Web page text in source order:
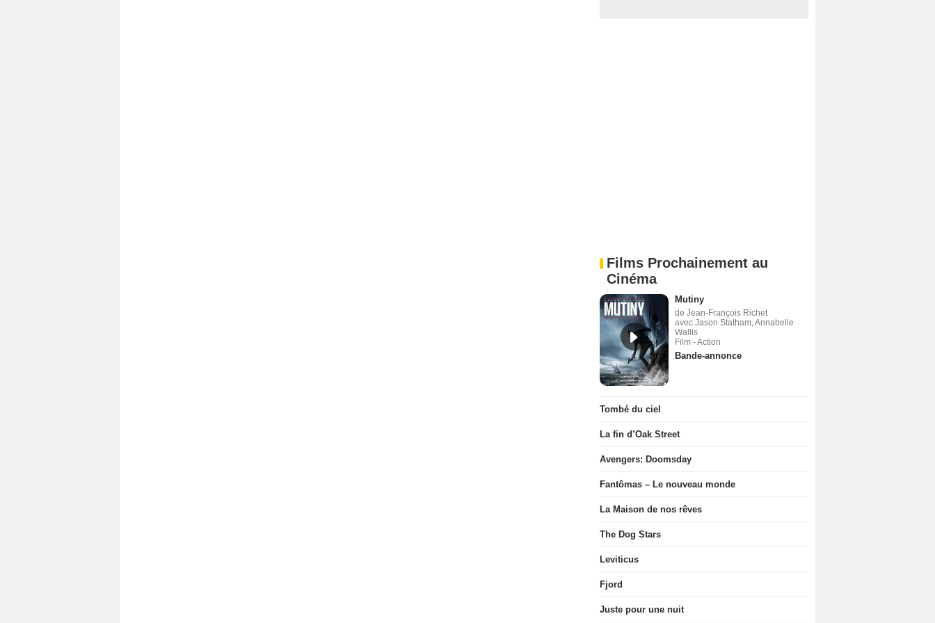
Films Prochainement au
Cinéma
Mutiny
de Jean-François Richet
avec Jason Statham, Annabelle
Wallis
Film - Action
Bande-annonce
Tombé du ciel
La fin d’Oak Street
Avengers: Doomsday
Fantômas – Le nouveau monde
La Maison de nos rêves
The Dog Stars
Leviticus
Fjord
Juste pour une nuit